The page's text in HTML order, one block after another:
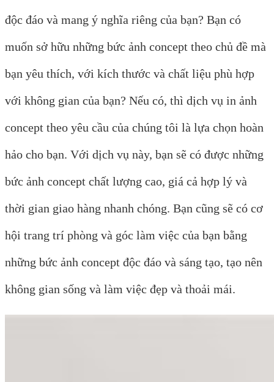
độc đáo và mang ý nghĩa riêng của bạn? Bạn có
muốn sở hữu những bức ảnh concept theo chủ đề mà
bạn yêu thích, với kích thước và chất liệu phù hợp
với không gian của bạn? Nếu có, thì dịch vụ in ảnh
concept theo yêu cầu của chúng tôi là lựa chọn hoàn
hảo cho bạn. Với dịch vụ này, bạn sẽ có được những
bức ảnh concept chất lượng cao, giá cả hợp lý và
thời gian giao hàng nhanh chóng. Bạn cũng sẽ có cơ
hội trang trí phòng và góc làm việc của bạn bằng
những bức ảnh concept độc đáo và sáng tạo, tạo nên
không gian sống và làm việc đẹp và thoải mái.